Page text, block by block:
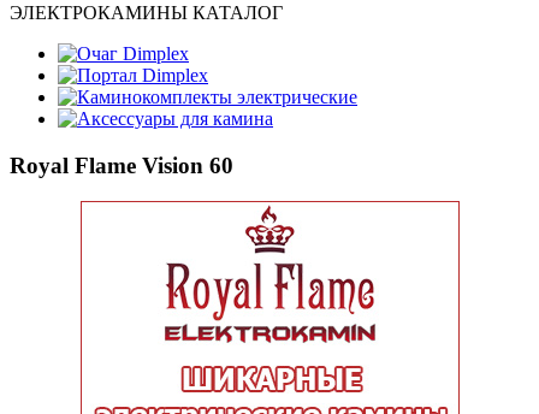
ЭЛЕКТРОКАМИНЫ КАТАЛОГ
Очаг Dimplex
Портал Dimplex
Каминокомплекты электрические
Аксессуары для камина
Royal Flame Vision 60